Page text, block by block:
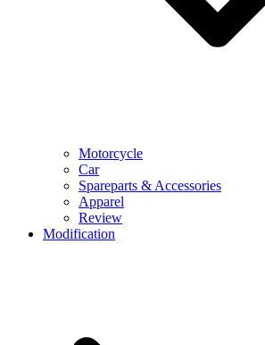
Motorcycle
Car
Spareparts & Accessories
Apparel
Review
Modification